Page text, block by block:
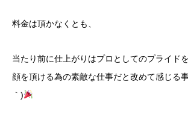
料金は頂かなくとも、
当たり前に仕上がりはプロとしてのプライド
顔を頂ける為の素敵な仕事だと改めて感じる
｀)